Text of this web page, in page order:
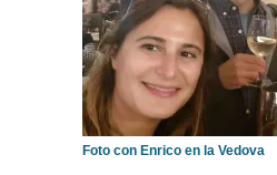
Foto con Enrico en la Vedova